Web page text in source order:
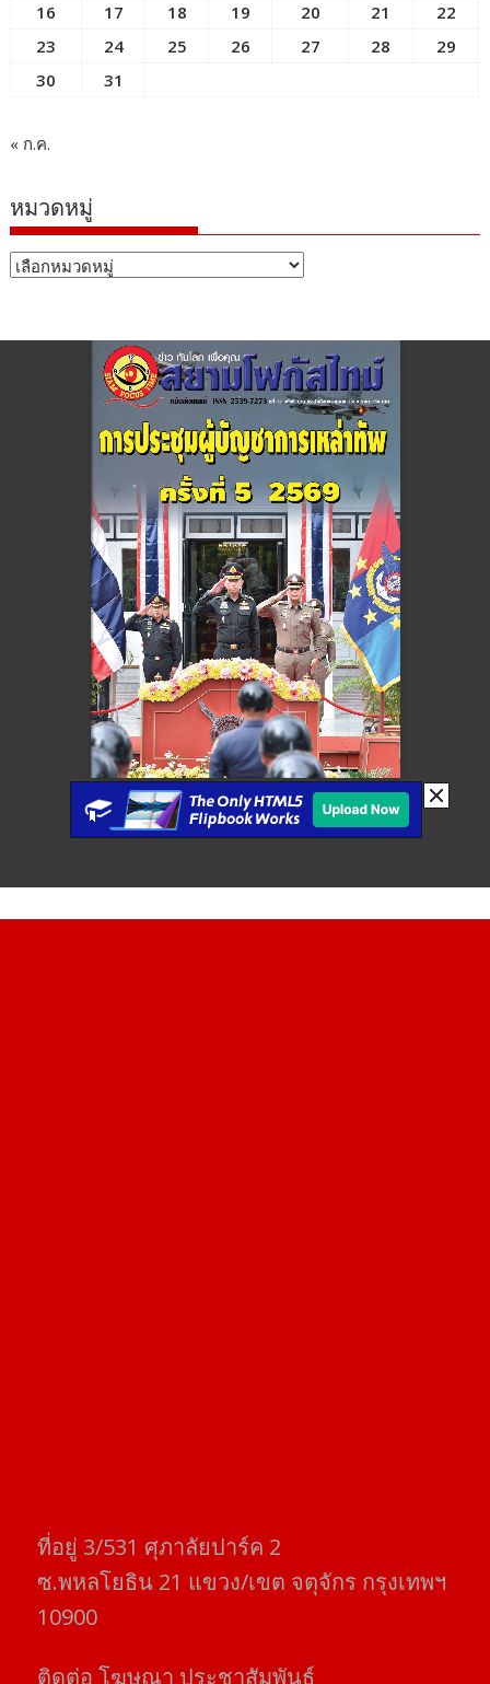
16
17 18 19 20 21
22
23
24 25 26 27 28
29
30
31
« ก.ค.
หมวดหมู่
หมวด
ที่อยู่​ 3/531​ ศุภาลัยปาร์ค​ 2
ซ.พหลโยธิน​ 21​ แขวง/เขต​ จตุจักร​ กรุงเทพฯ
10900
ติดต่อ​ โฆษณา​ ประชาสัมพันธ์